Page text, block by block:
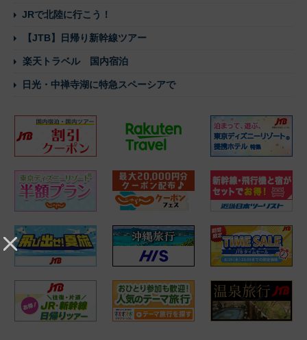
JRで北陸に行こう！
【JTB】日帰り新幹線ツアー
楽天トラベル 国内宿泊
日光・中禅寺湖に特急スペーシアで